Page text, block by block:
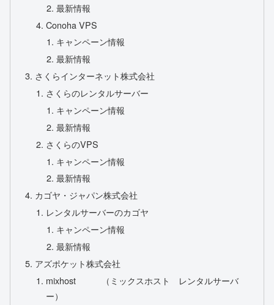
最新情報
Conoha VPS
キャンペーン情報
最新情報
さくらインターネット株式会社
さくらのレンタルサーバー
キャンペーン情報
最新情報
さくらのVPS
キャンペーン情報
最新情報
カゴヤ・ジャパン株式会社
レンタルサーバーのカゴヤ
キャンペーン情報
最新情報
アズポケット株式会社
mixhost （ミックスホスト レンタルサーバ
ー）